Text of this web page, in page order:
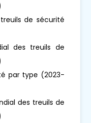
de sécurité
des treuils de
par type (2023-
des treuils de